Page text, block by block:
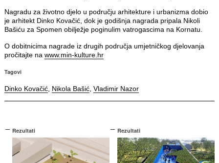
Nagradu za životno djelo u području arhitekture i urbanizma dobio
je arhitekt Dinko Kovačić, dok je godišnja nagrada pripala Nikoli
Bašiću za Spomen obilježje poginulim vatrogascima na Kornatu.
O dobitnicima nagrade iz drugih područja umjetničkog djelovanja
pročitajte na www.min-kulture.hr
Tagovi
Dinko Kovačić, Nikola Bašić, Vladimir Nazor
Rezultati Rezultati